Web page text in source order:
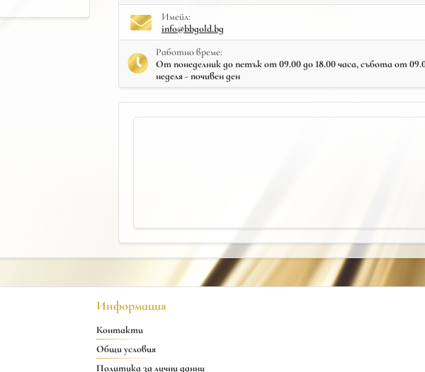
Имейл:
info@bbgold.bg
Работно време:
От понеделник до петък от 09.00 до 18.00 часа, събота от
неделя - почивен ден
Информация
Контакти
Общи условия
Политика за лични данни